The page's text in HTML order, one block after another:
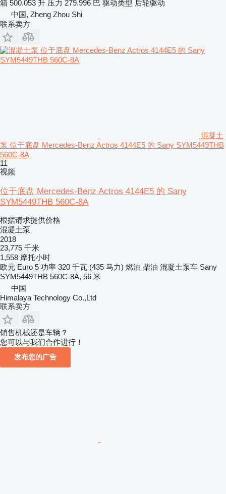
箱 500.053 升 压力 279.996 巴 驱动类型 后轮驱动
中国, Zheng Zhou Shi
联系卖方
混凝土
泵 位于底盘 Mercedes-Benz Actros 4144E5 的 Sany SYM5449THB
560C-8A
11
视频
位于底盘 Mercedes-Benz Actros 4144E5 的 Sany
SYM5449THB 560C-8A
根据请求提供价格
混凝土泵
2018
23,775 千米
1,558 摩托小时
欧元 Euro 5 功率 320 千瓦 (435 马力) 燃油 柴油 混凝土泵车 Sany
SYM5449THB 560C-8A, 56 米
中国
Himalaya Technology Co.,Ltd
联系卖方
销售机械还是车辆？
您可以与我们合作进行！
发布您的广告